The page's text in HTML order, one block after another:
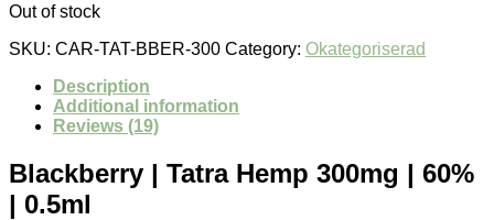
Out of stock
SKU: CAR-TAT-BBER-300 Category: Okategoriserad
Description
Additional information
Reviews (19)
Blackberry | Tatra Hemp 300mg | 60%
| 0.5ml